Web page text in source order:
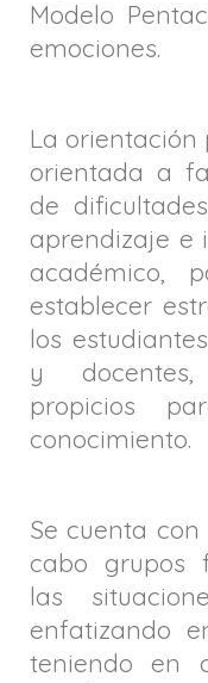
Modelo
emociones.
La orientación
orientada a
de
aprendizaje e
académico,
establecer
los
y docentes,
propicios
conocimiento.
Se cuenta
cabo grupos
las
enfatizando
teniendo en